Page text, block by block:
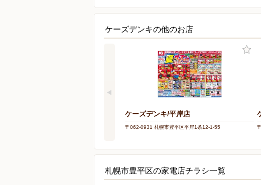
ケーズデンキの他のお店
ケーズデンキ/平岸店
〒062-0931 札幌市豊平区平岸1条12-1-55
札幌市豊平区の家電店チラシ一覧